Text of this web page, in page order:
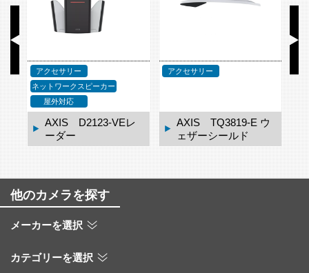
アクセサリー
ネットワークスピーカー
屋外対応
AXIS D2123-VEレ
ーダー
アクセサリー
AXIS TQ3819-E ウ
ェザーシールド
ア
他のカメラを探す
メーカーを選択
カテゴリーを選択